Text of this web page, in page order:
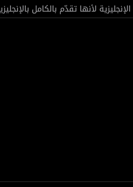
لأنها تقدّم بالكامل